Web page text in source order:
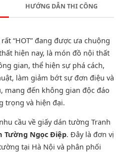
HƯỚNG DẪN THI CÔNG
“HOT” đang được ưa chuộng
hiện nay, là món đồ nội thất
gian, thể hiện sự phá cách,
làm giảm bớt sự đơn điệu và
mang đến không gian độc đáo
trọng và hiện đại.
cầu về giấy dán tường Tranh
Tường Ngọc Điệp. Đây là đơn vị
tại Hà Nội và phân phối